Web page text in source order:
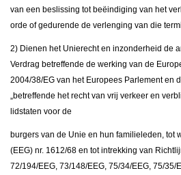
van een beslissing tot beëindiging van het
orde of gedurende de verlenging van die
2) Dienen het Unierecht en inzonderheid de
Verdrag betreffende de werking van de
2004/38/EG van het Europees Parlement en
„betreffende het recht van vrij verkeer en
lidstaten voor de
burgers van de Unie en hun familieleden, tot
(EEG) nr. 1612/68 en tot intrekking van
72/194/EEG, 73/148/EEG, 75/34/EEG, 75/35/